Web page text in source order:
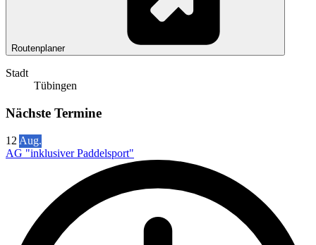
Routenplaner
Stadt
Tübingen
Nächste Termine
12 Aug.
AG "inklusiver Paddelsport"